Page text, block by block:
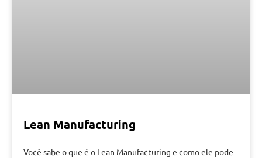
Lean Manufacturing
Você sabe o que é o Lean Manufacturing e como ele pode